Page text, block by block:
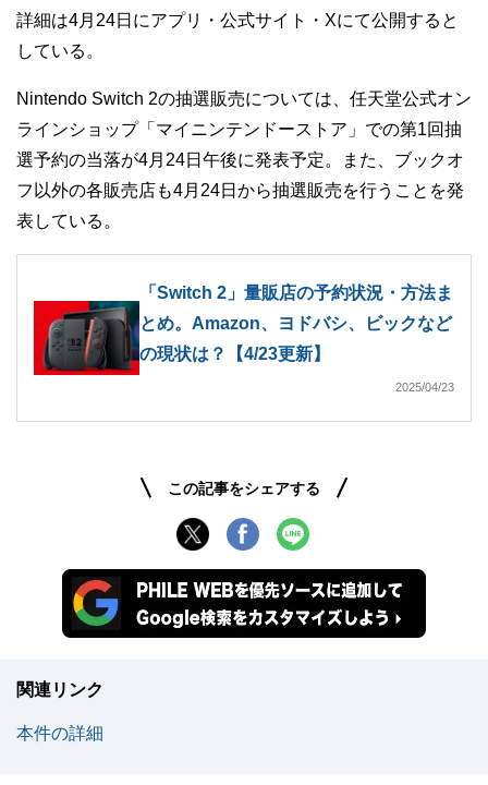
詳細は4月24日にアプリ・公式サイト・Xにて公開すると
している。
Nintendo Switch 2の抽選販売については、任天堂公式オン
ラインショップ「マイニンテンドーストア」での第1回抽
選予約の当落が4月24日午後に発表予定。また、ブックオ
フ以外の各販売店も4月24日から抽選販売を行うことを発
表している。
「Switch 2」量販店の予約状況・方法ま
とめ。Amazon、ヨドバシ、ビックなど
の現状は？【4/23更新】
2025/04/23
この記事をシェアする
関連リンク
本件の詳細